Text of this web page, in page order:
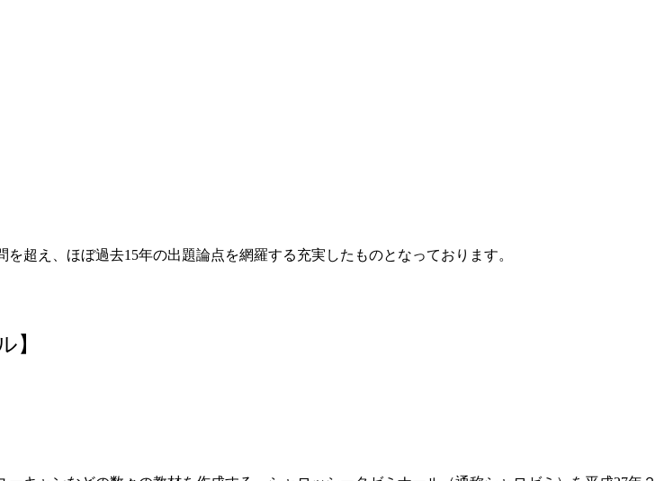
超え、ほぼ過去15年の出題論点を網羅する充実したものとなっております。
】